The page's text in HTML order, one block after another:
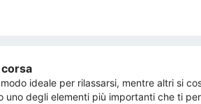
ideale per rilassarsi, mentre altri si
degli elementi più importanti che ti